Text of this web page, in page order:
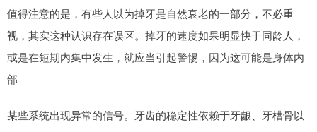
值得注意的是，有些人以为掉牙是自然衰老的一部分，不必重
视，其实这种认识存在误区。掉牙的速度如果明显快于同龄人，
或是在短期内集中发生，就应当引起警惕，因为这可能是身体内
部
某些系统出现异常的信号。牙齿的稳定性依赖于牙龈、牙槽骨以